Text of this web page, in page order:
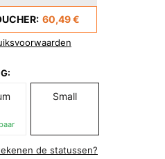
60,49 €
Small
de statussen?